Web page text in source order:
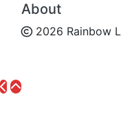
About
2026 Rainbow